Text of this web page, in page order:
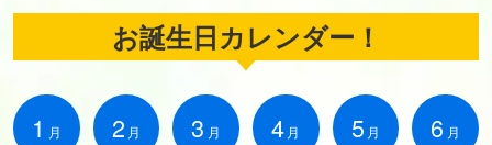
お誕生日カレンダー！
1 月 2 月 3 月 4 月 5 月 6 月